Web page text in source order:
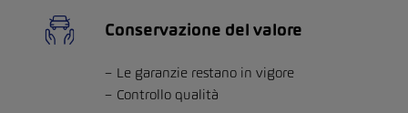
Conservazione del valore
Le garanzie restano in vigore
Controllo qualità